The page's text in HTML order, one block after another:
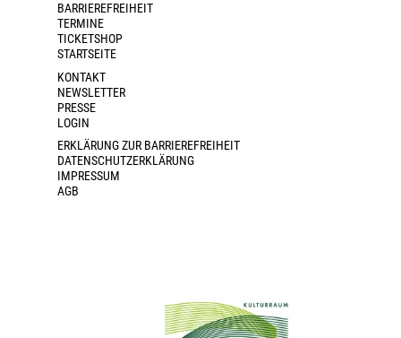
BARRIEREFREIHEIT
TERMINE
TICKETSHOP
STARTSEITE
KONTAKT
NEWSLETTER
PRESSE
LOGIN
ERKLÄRUNG ZUR BARRIEREFREIHEIT
DATENSCHUTZERKLÄRUNG
IMPRESSUM
AGB